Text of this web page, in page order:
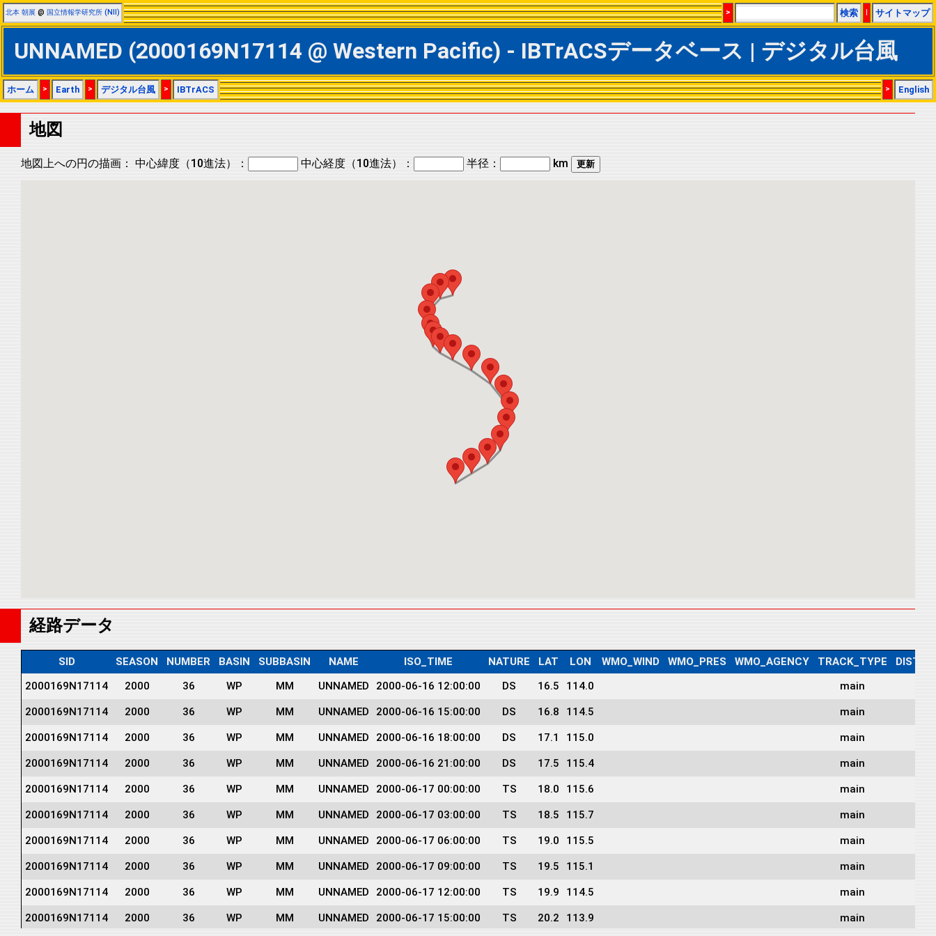
北本 朝展 @ 国立情報学研究所 (NII) > 検索 | サイトマップ
UNNAMED (2000169N17114 @ Western Pacific) - IBTrACSデータベース | デジタル台風
ホーム > Earth > デジタル台風 > IBTrACS > English
地図
地図上への円の描画： 中心緯度（10進法）： 中心経度（10進法）： 半径： km
経路データ
SID SEASON NUMBER BASIN SUBBASIN NAME ISO_TIME NATURE LAT LON WMO_WIND WMO_PRES WMO_AGENCY TRACK_TYPE
2000169N17114
2000 36 WP MM UNNAMED 2000-06-16 12:00:00 DS 16.5 114.0 main
2000169N17114 2000 36 WP MM UNNAMED 2000-06-16 15:00:00 DS 16.8 114.5 main
2000169N17114 2000 36 WP MM UNNAMED 2000-06-16 18:00:00 DS 17.1 115.0 main
2000169N17114 2000 36 WP MM UNNAMED 2000-06-16 21:00:00 DS 17.5 115.4 main
2000169N17114 2000 36 WP MM UNNAMED 2000-06-17 00:00:00 TS 18.0 115.6 main
2000169N17114 2000 36 WP MM UNNAMED 2000-06-17 03:00:00 TS 18.5 115.7 main
2000169N17114 2000 36 WP MM UNNAMED 2000-06-17 06:00:00 TS 19.0 115.5 main
2000169N17114 2000 36 WP MM UNNAMED 2000-06-17 09:00:00 TS 19.5 115.1 main
2000169N17114 2000 36 WP MM UNNAMED 2000-06-17 12:00:00 TS 19.9 114.5 main
2000169N17114 2000 36 WP MM UNNAMED 2000-06-17 15:00:00 TS 20.2 113.9 main